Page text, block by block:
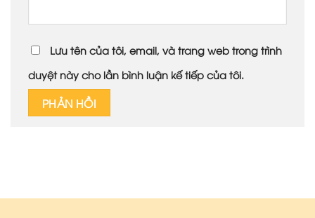
Lưu tên của tôi, email, và trang web trong trình
duyệt này cho lần bình luận kế tiếp của tôi.